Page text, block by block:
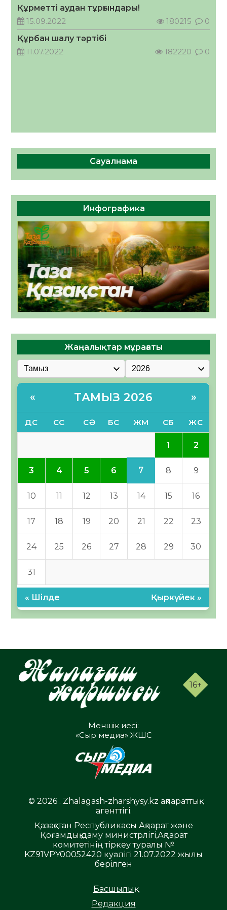
ӘРБІР ДАУЫС – ҚОҒАМ ДАМУЫНА
ҚОСЫЛҒАН ҮЛЕС
05.08.2026
Құрметті аудан тұрғындары!
15.09.2022
180215
0
Құрбан шалу тәртібі
11.07.2022
182220 0
Сауалнама
Инфографика
Жаңалықтар мұрағаты
« ТАМЫЗ 2026 »
ДС СС СӘ БС ЖМ СБ ЖС
1 2
3 4 5 6 7 8 9
10 11 12 13 14 15 16
17 18 19 20 21 22 23
24 25 26 27 28 29 30
31
« Шілде Қыркүйек »
16+
Меншік иесі:
«Сыр медиа» ЖШС
© 2026 . Zhalagash-zharshysy.kz ақпараттық
агенттігі.
Қазақстан Республикасы Ақпарат және
Қоғамдық даму министрлігі,Ақпарат
комитетінің тіркеу туралы №
KZ91VPY00052420 куәлігі 21.07.2022 жылы
берілген
Басшылық
Редакция